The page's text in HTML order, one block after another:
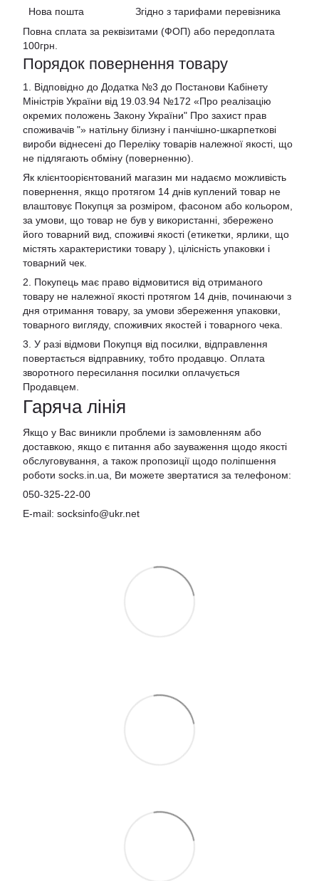
Нова пошта Згідно з тарифами перевізника
Повна сплата за реквізитами (ФОП) або передоплата
100грн.
Порядок повернення товару
1. Відповідно до Додатка №3 до Постанови Кабінету
Міністрів України від 19.03.94 №172 «Про реалізацію
окремих положень Закону України" Про захист прав
споживачів "» натільну білизну і панчішно-шкарпеткові
вироби віднесені до Переліку товарів належної якості, що
не підлягають обміну (поверненню).
Як клієнтоорієнтований магазин ми надаємо можливість
повернення, якщо протягом 14 днів куплений товар не
влаштовує Покупця за розміром, фасоном або кольором,
за умови, що товар не був у використанні, збережено
його товарний вид, споживчі якості (етикетки, ярлики, що
містять характеристики товару ), цілісність упаковки і
товарний чек.
2. Покупець має право відмовитися від отриманого
товару не належної якості протягом 14 днів, починаючи з
дня отримання товару, за умови збереження упаковки,
товарного вигляду, споживчих якостей і товарного чека.
3. У разі відмови Покупця від посилки, відправлення
повертається відправнику, тобто продавцю. Оплата
зворотного пересилання посилки оплачується
Продавцем.
Гаряча лінія
Якщо у Вас виникли проблеми із замовленням або
доставкою, якщо є питання або зауваження щодо якості
обслуговування, а також пропозиції щодо поліпшення
роботи socks.in.ua, Ви можете звертатися за телефоном:
050-325-22-00
E-mail: socksinfo@ukr.net